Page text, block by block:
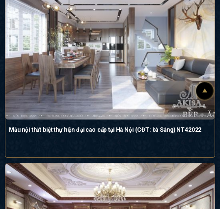
Mẫu nội thất biệt thự hiện đại cao cấp tại Hà Nội (CĐT: bà Sáng) NT42022